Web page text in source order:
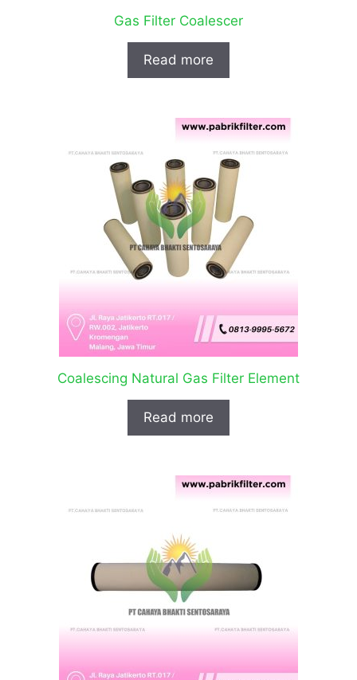
Gas Filter Coalescer
Read more
Coalescing Natural Gas Filter Element
Read more